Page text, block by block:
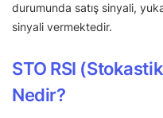
durumunda satış sinyali,
sinyali vermektedir.
STO RSI
Nedir?